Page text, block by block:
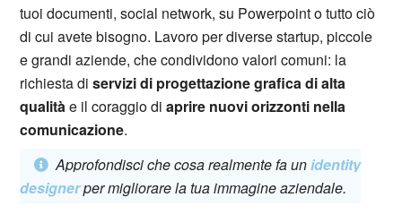
tuoi documenti, social network, su Powerpoint o tutto ciò
di cui avete bisogno. Lavoro per diverse startup, piccole
e grandi aziende, che condividono valori comuni: la
richiesta diservizi di progettazione grafica di alta
qualità e il coraggio diaprire nuovi orizzonti nella
comunicazione.
Approfondisci che cosa realmente fa unidentity
designerper migliorare la tua immagine aziendale.